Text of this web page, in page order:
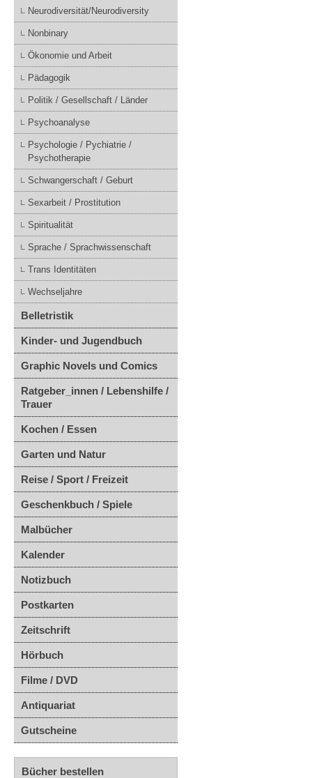
Neurodiversität/Neurodiversity
Nonbinary
Ökonomie und Arbeit
Pädagogik
Politik / Gesellschaft / Länder
Psychoanalyse
Psychologie / Pychiatrie /
Psychotherapie
Schwangerschaft / Geburt
Sexarbeit / Prostitution
Spiritualität
Sprache / Sprachwissenschaft
Trans Identitäten
Wechseljahre
Belletristik
Kinder- und Jugendbuch
Graphic Novels und Comics
Ratgeber_innen / Lebenshilfe /
Trauer
Kochen / Essen
Garten und Natur
Reise / Sport / Freizeit
Geschenkbuch / Spiele
Malbücher
Kalender
Notizbuch
Postkarten
Zeitschrift
Hörbuch
Filme / DVD
Antiquariat
Gutscheine
Bücher bestellen